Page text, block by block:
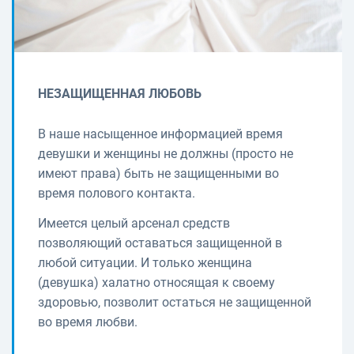
НЕЗАЩИЩЕННАЯ ЛЮБОВЬ
В наше насыщенное информацией время
девушки и женщины не должны (просто не
имеют права) быть не защищенными во
время полового контакта.
Имеется целый арсенал средств
позволяющий оставаться защищенной в
любой ситуации. И только женщина
(девушка) халатно относящая к своему
здоровью, позволит остаться не защищенной
во время любви.